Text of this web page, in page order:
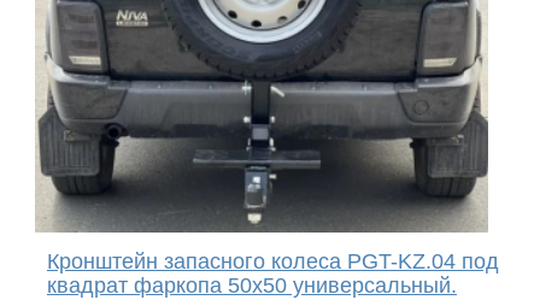
Кронштейн запасного колеса PGT-KZ.04 под
квадрат фаркопа 50х50 универсальный.